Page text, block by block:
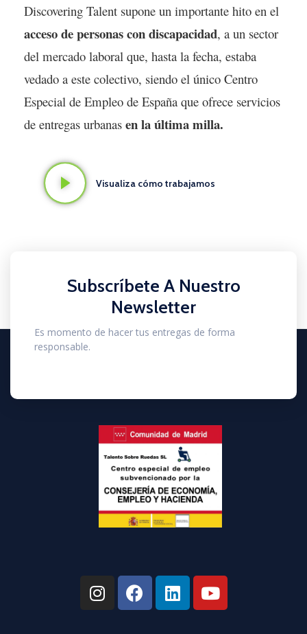
Discovering Talent supone un importante hito en el
acceso de personas con discapacidad, a un sector
del mercado laboral que, hasta la fecha, estaba
vedado a este colectivo, siendo el único Centro
Especial de Empleo de España que ofrece servicios
de entregas urbanas en la última milla.
Visualiza cómo trabajamos
Subscríbete A Nuestro
Newsletter
Es momento de hacer tus entregas de forma
responsable.